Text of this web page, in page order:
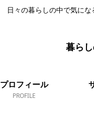
日々の暮らしの中で気に
暮ら
プロフィール
PROFILE